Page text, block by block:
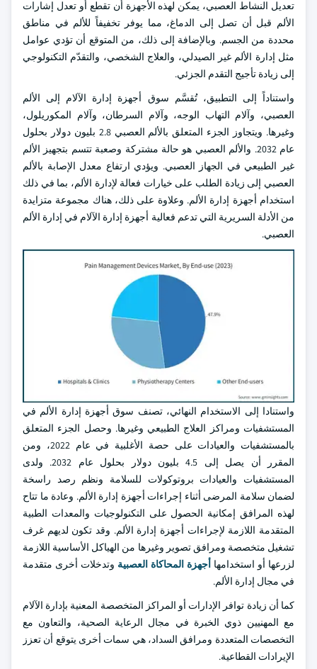
تعديل النشاط العصبي، يمكن لهذه الأجهزة أن تقطع أو تعدل إشارات
الألم قبل أن تصل إلى الدماغ، مما يوفر تخفيفاً للألم في مناطق
محددة من الجسم. وبالإضافة إلى ذلك، من المتوقع أن تؤدي عوامل
مثل إدارة الألم غير الصيدلي، والعلاج الشخصي، والتقدّم التكنولوجي
إلى زيادة تأجيج التقدم الجزئي.
واستناداً إلى التطبيق، تُقسَّم سوق أجهزة إدارة الآلام إلى الألم
العصبي، وآلام التهاب الوجه، وآلام السرطان، وآلام المكوريلول،
وغيرها. ويتجاوز الجزء المتعلق بالألم العصبي 2.8 بليون دولار بحلول
عام 2032. والألم العصبي هو حالة مشتركة وصعبة تتسم بتجهيز الألم
غير الطبيعي في الجهاز العصبي. ويؤدي ارتفاع معدل الإصابة بالألم
العصبي إلى زيادة الطلب على خيارات فعالة لإدارة الألم، بما في ذلك
استخدام أجهزة إدارة الألم. وعلاوة على ذلك، هناك مجموعة متزايدة
من الأدلة السريرية التي تدعم فعالية أجهزة إدارة الآلام في إدارة الألم
العصبي.
واستنادا إلى الاستخدام النهائي، تصنف سوق أجهزة إدارة الألم في
المستشفيات ومراكز العلاج الطبيعي وغيرها. وحصل الجزء المتعلق
بالمستشفيات والعيادات على حصة الأغلبية في عام 2022، ومن
المقرر أن يصل إلى 4.5 بليون دولار بحلول عام 2032. ولدى
المستشفيات والعيادات بروتوكولات للسلامة ونظم رصد راسخة
لضمان سلامة المرضى أثناء إجراءات أجهزة إدارة الألم. وعادة ما تتاح
لهذه المرافق إمكانية الحصول على التكنولوجيات والمعدات الطبية
المتقدمة اللازمة لإجراءات أجهزة إدارة الألم. وقد تكون لديهم غرف
تشغيل متخصصة ومرافق تصوير وغيرها من الهياكل الأساسية اللازمة
لزرعها أو استخدامها أجهزة المحاكاة العصبية وتدخلات أخرى متقدمة
في مجال إدارة الألم.
كما أن زيادة توافر الإدارات أو المراكز المتخصصة المعنية بإدارة الآلام
مع المهنيين ذوي الخبرة في مجال الرعاية الصحية، والتعاون مع
التخصصات المتعددة ومرافق السداد، هي سمات أخرى يتوقع أن تعزز
الإيرادات القطاعية.